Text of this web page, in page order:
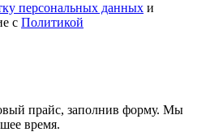
персональных данных и
с Политикой
прайс, заполнив форму. Мы
время.